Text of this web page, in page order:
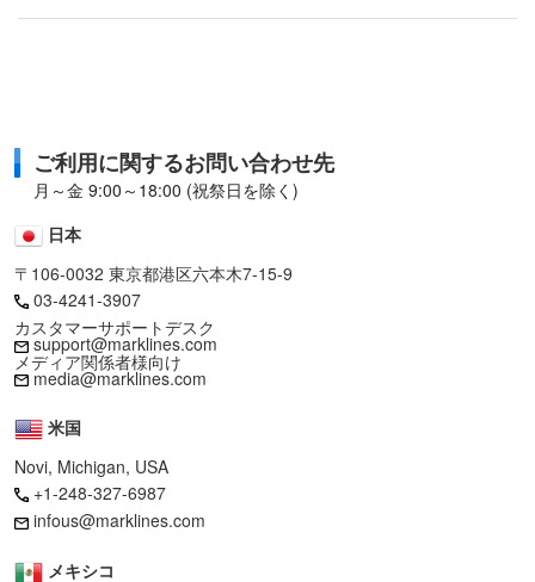
ご利用に関するお問い合わせ先
月～金 9:00～18:00 (祝祭日を除く)
日本
〒106-0032 東京都港区六本木7-15-9
03-4241-3907
カスタマーサポートデスク
support@marklines.com
メディア関係者様向け
media@marklines.com
米国
Novi, Michigan, USA
+1-248-327-6987
infous@marklines.com
メキシコ